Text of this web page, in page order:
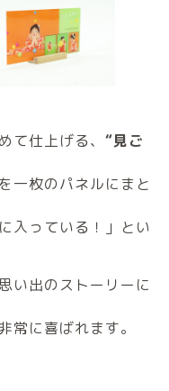
て仕上げる、 “見ご
一枚のパネルにまと
入っている！」とい
い出のストーリーに
常に喜ばれます。